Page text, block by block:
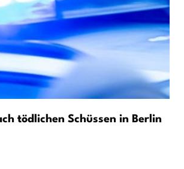
tödlichen Schüssen in Berlin